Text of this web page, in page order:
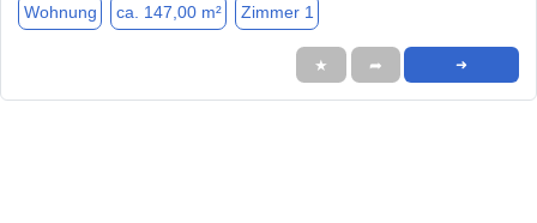
Wohnung ca. 147,00 m² Zimmer 1
★ ➦ ➜